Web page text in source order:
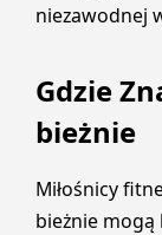
niezawodnej
Gdzie
bieżnie
Miłośnicy
bieżnie